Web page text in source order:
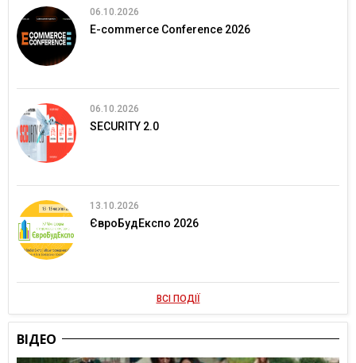
06.10.2026
E-commerce Conference 2026
06.10.2026
SECURITY 2.0
13.10.2026
ЄвроБудЕкспо 2026
ВСІ ПОДІЇ
ВІДЕО